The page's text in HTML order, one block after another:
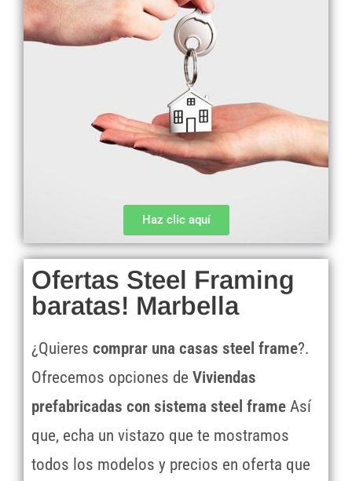
Haz clic aquí
Ofertas Steel Framing
baratas! Marbella
¿Quieres comprar una casas steel frame?.
Ofrecemos opciones de Viviendas
prefabricadas con sistema steel frame Así
que, echa un vistazo que te mostramos
todos los modelos y precios en oferta que